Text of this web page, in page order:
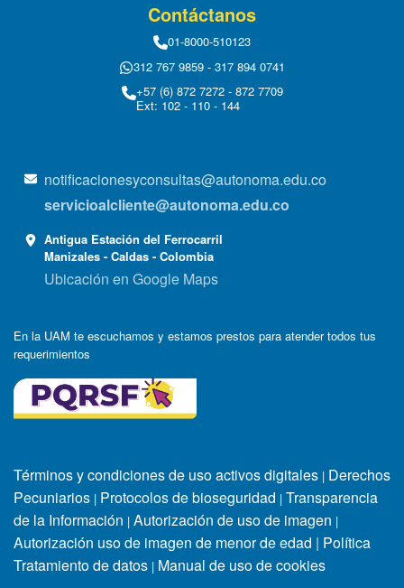
Contáctanos
01-8000-510123
312 767 9859 - 317 894 0741
+57 (6) 872 7272 - 872 7709
Ext: 102 - 110 - 144
notificacionesyconsultas@autonoma.edu.co
servicioalcliente@autonoma.edu.co
Antigua Estación del Ferrocarril
Manizales - Caldas - Colombia
Ubicación en Google Maps
En la UAM te escuchamos y estamos prestos para atender todos tus
requerimientos
Términos y condiciones de uso activos digitales | Derechos
Pecuniarios | Protocolos de bioseguridad | Transparencia
de la Información | Autorización de uso de imagen |
Autorización uso de imagen de menor de edad | Política
Tratamiento de datos | Manual de uso de cookies